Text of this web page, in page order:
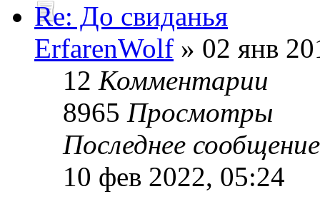
Re: До свиданья
ErfarenWolf » 02 янв
12 Комментарии
8965 Просмотры
Последнее
10 фев 2022, 05:24